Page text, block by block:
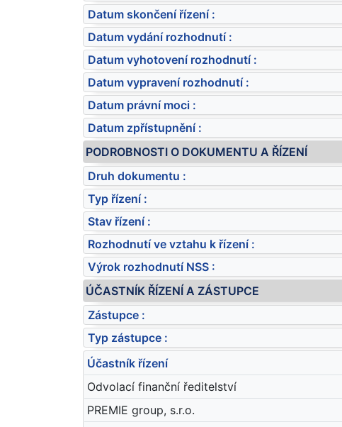
Datum skončení řízení :
Datum vydání rozhodnutí :
Datum vyhotovení rozhodnutí :
Datum vypravení rozhodnutí :
Datum právní moci :
Datum zpřístupnění :
PODROBNOSTI O DOKUMENTU A ŘÍZENÍ
Druh dokumentu :
Typ řízení :
Stav řízení :
Rozhodnutí ve vztahu k řízení :
Výrok rozhodnutí NSS :
ÚČASTNÍK ŘÍZENÍ A ZÁSTUPCE
Zástupce :
Typ zástupce :
Účastník řízení
Odvolací finanční ředitelství
PREMIE group, s.r.o.